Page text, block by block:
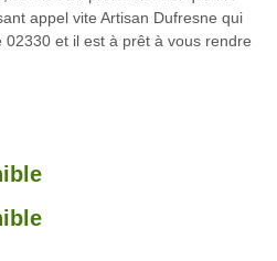
appel vite Artisan Dufresne qui
et il est à prêt à vous rendre